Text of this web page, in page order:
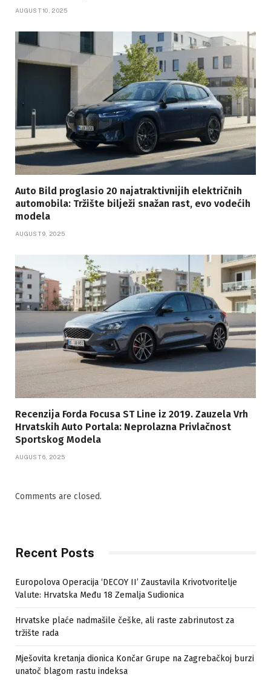
AUGUST 10, 2025
Auto Bild proglasio 20 najatraktivnijih električnih
automobila: Tržište bilježi snažan rast, evo vodećih
modela
AUGUST 9, 2025
Recenzija Forda Focusa ST Line iz 2019. Zauzela Vrh
Hrvatskih Auto Portala: Neprolazna Privlačnost
Sportskog Modela
AUGUST 6, 2025
Comments are closed.
Recent Posts
Europolova Operacija ‘DECOY II’ Zaustavila Krivotvoritelje
Valute: Hrvatska Među 18 Zemalja Sudionica
Hrvatske plaće nadmašile češke, ali raste zabrinutost za
tržište rada
Mješovita kretanja dionica Končar Grupe na Zagrebačkoj burzi
unatoč blagom rastu indeksa